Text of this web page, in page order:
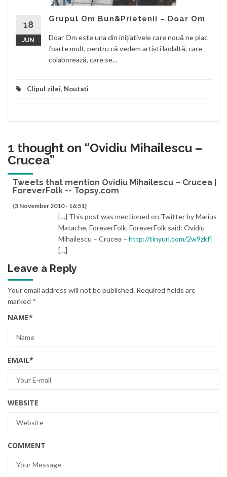
18
JUN
Grupul Om Bun&Prietenii – Doar Om
Doar Om este una din inițiativele care nouă ne plac
foarte mult, pentru că vedem artiști laolaltă, care
colaborează, care se...
Clipul zilei, Noutati
1 thought on “Ovidiu Mihailescu –
Crucea”
Tweets that mention Ovidiu Mihailescu – Crucea |
ForeverFolk -- Topsy.com
(3 November 2010 - 16:51)
[…] This post was mentioned on Twitter by Marius
Matache, ForeverFolk. ForeverFolk said: Ovidiu
Mihailescu – Crucea – http://tinyurl.com/2w9zkfl
[…]
Leave a Reply
Your email address will not be published. Required fields are
marked *
NAME*
EMAIL*
WEBSITE
COMMENT